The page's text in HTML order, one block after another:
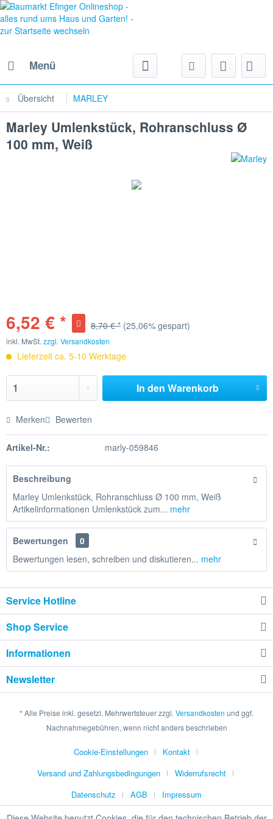
Menü
Übersicht MARLEY
Marley Umlenkstück, Rohranschluss Ø
100 mm, Weiß
6,52 € * 8,70 € * (25,06% gespart)
inkl. MwSt. zzgl. Versandkosten
Lieferzeit ca. 5-10 Werktage
In den Warenkorb
Merken Bewerten
Artikel-Nr.: marly-059846
Beschreibung
Marley Umlenkstück, Rohranschluss Ø 100 mm, Weiß
Artikelinformationen Umlenkstück zum... mehr
Bewertungen
0
Bewertungen lesen, schreiben und diskutieren... mehr
Service Hotline
Shop Service
Informationen
Newsletter
* Alle Preise inkl. gesetzl. Mehrwertsteuer zzgl. Versandkosten und ggf.
Nachnahmegebühren, wenn nicht anders beschrieben
Cookie-Einstellungen
Kontakt
Versand und Zahlungsbedingungen
Widerrufsrecht
Datenschutz
AGB Impressum